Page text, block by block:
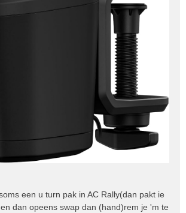
een u turn pak in AC Rally(dan pakt ie
dan opeens swap dan (hand)rem je 'm te